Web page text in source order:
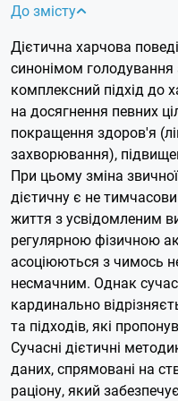
До змісту
Дієтична харчова
синонімом
комплексний підхід до
на досягнення певних
покращення здоров'я
захворювання),
При цьому зміна
дієтичну є не
життя з усвідомленим
регулярною фізичною
асоціюються з чимось
несмачним. Однак
кардинально
та підходів, які
Сучасні дієтичні
даних, спрямовані на
раціону, який